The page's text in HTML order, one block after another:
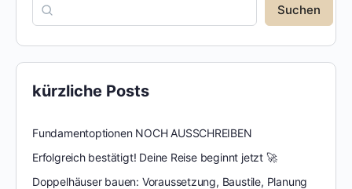
Suchen
kürzliche Posts
Fundamentoptionen NOCH AUSSCHREIBEN
Erfolgreich bestätigt! Deine Reise beginnt jetzt 🚀
Doppelhäuser bauen: Voraussetzung, Baustile, Planung